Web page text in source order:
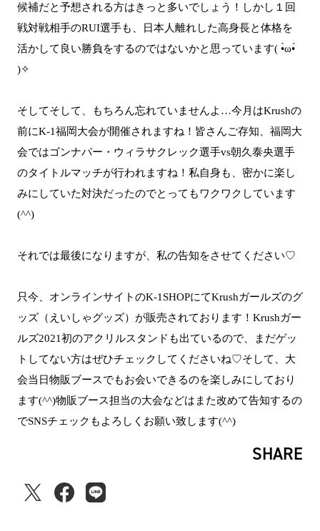
候補だと予想される方はきっと多いでしょう！しかし１回
戦対戦相手のRUI選手も、日本人離れした高身長と体格を
活かして良い勝負をするのではないかと思っています( •̀ω•́
)✧
そしてそして、もちろん忘れていませんよ…今月はKrushの
前にK-1福岡大会が開催されますね！皆さんご存知、福岡大
会ではゴンナパー・ウィラサクレック選手vs朝久泰央選手
のタイトルマッチが行われますね！私自身も、密かに楽し
みにしていた対決だったのでとってもワクワクしています
(^^)
それでは最後になりますが、私の告知をさせてください♡
只今、オンラインサイトのK-1SHOPにてKrushガールズのグ
ッズ（えいしゃグッズ）が販売されております！Krushガー
ルズ2021初のアクリルスタンドも出ているので、まだゲッ
トしてない方はぜひチェックしてくださいね♡そして、大
会当日物販ブースでもお会いできるのを楽しみにしており
ます(^^)物販ブース担当の大会などはまた改めて告知するの
でSNSチェックもよろしくお願い致します(^^)
SHARE